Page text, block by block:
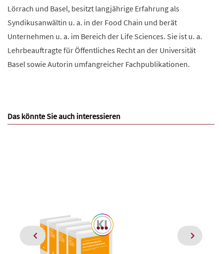
Lörrach und Basel, besitzt langjährige Erfahrung als
Syndikusanwältin u. a. in der Food Chain und berät
Unternehmen u. a. im Bereich der Life Sciences. Sie ist u. a.
Lehrbeauftragte für Öffentliches Recht an der Universität
Basel sowie Autorin umfangreicher Fachpublikationen.
Das könnte Sie auch interessieren